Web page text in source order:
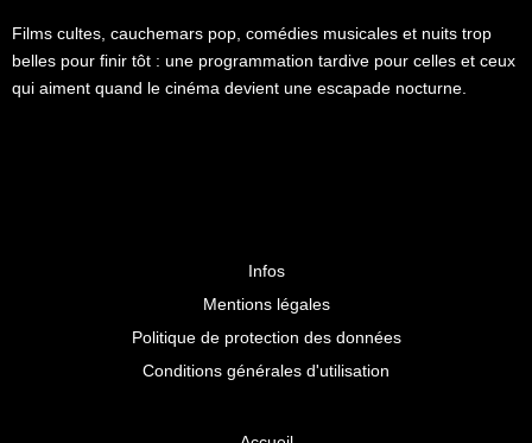
Films cultes, cauchemars pop, comédies musicales et nuits trop
belles pour finir tôt : une programmation tardive pour celles et ceux
qui aiment quand le cinéma devient une escapade nocturne.
Infos
Mentions légales
Politique de protection des données
Conditions générales d'utilisation